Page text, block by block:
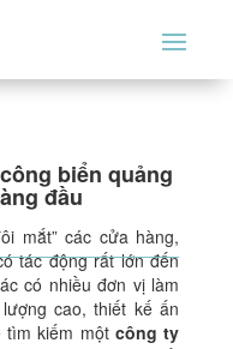
biển quảng
đầu
mắt” các cửa hàng,
tác động rất lớn đến
có nhiều đơn vị làm
cao, thiết kế ấn
tìm kiếm một công ty